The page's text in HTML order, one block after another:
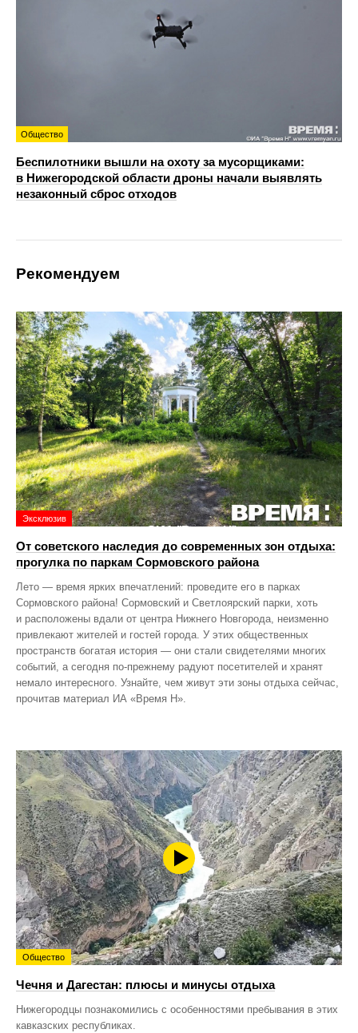
Общество
Беспилотники вышли на охоту за мусорщиками:
в Нижегородской области дроны начали выявлять
незаконный сброс отходов
Рекомендуем
Эксклюзив
От советского наследия до современных зон отдыха:
прогулка по паркам Сормовского района
Лето — время ярких впечатлений: проведите его в парках
Сормовского района! Сормовский и Светлоярский парки, хоть
и расположены вдали от центра Нижнего Новгорода, неизменно
привлекают жителей и гостей города. У этих общественных
пространств богатая история — они стали свидетелями многих
событий, а сегодня по‑прежнему радуют посетителей и хранят
немало интересного. Узнайте, чем живут эти зоны отдыха сейчас,
прочитав материал ИА «Время Н».
Общество
Чечня и Дагестан: плюсы и минусы отдыха
Нижегородцы познакомились с особенностями пребывания в этих
кавказских республиках.